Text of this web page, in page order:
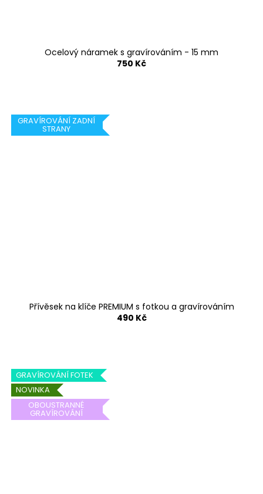
Ocelový náramek s gravírováním - 15 mm
750 Kč
GRAVÍROVÁNÍ ZADNÍ
STRANY
Přívěsek na klíče PREMIUM s fotkou a gravírováním
490 Kč
GRAVÍROVÁNÍ FOTEK
NOVINKA
OBOUSTRANNÉ
GRAVÍROVÁNÍ